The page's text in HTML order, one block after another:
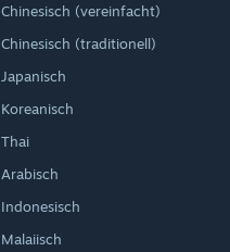
Chinesisch (vereinfacht)
Chinesisch (traditionell)
Japanisch
Koreanisch
Thai
Arabisch
Indonesisch
Malaiisch